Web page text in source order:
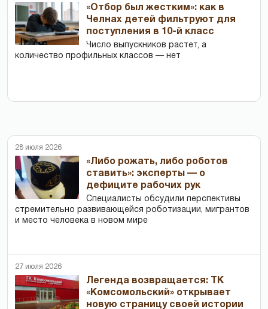
«Отбор был жестким»: как в
Челнах детей фильтруют для
поступления в 10-й класс
Число выпускников растет, а
количество профильных классов — нет
28 июля 2026
«Либо рожать, либо роботов
ставить»: эксперты — о
дефиците рабочих рук
Специалисты обсудили перспективы
стремительно развивающейся роботизации, мигрантов
и место человека в новом мире
27 июля 2026
Легенда возвращается: ТК
«Комсомольский» открывает
новую страницу своей истории